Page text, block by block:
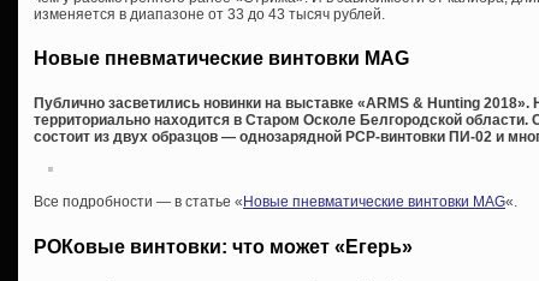
изменяется в диапазоне от 33 до 43 тысяч рублей.
Новые пневматические винтовки MAG
Публично засветились новинки на выставке «ARMS & Hunting 2018».
территориально находится в Старом Осколе Белгородской
состоит из двух образцов — однозарядной PCP-винтовки ПИ-02 и
Все подробности — в статье « Новые пневматические винтовки MAG«.
РОКовые винтовки: что может «Егерь»